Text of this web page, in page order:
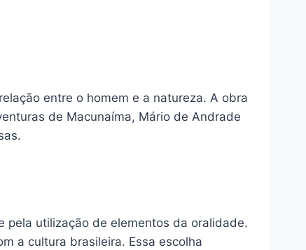
entre o homem e a natureza. A obra
de Macunaíma, Mário de Andrade
pela utilização de elementos da oralidade.
a cultura brasileira. Essa escolha